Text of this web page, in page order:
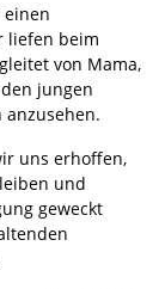
einen
liefen beim
von Mama,
jungen
uns erhoffen,
und
geweckt